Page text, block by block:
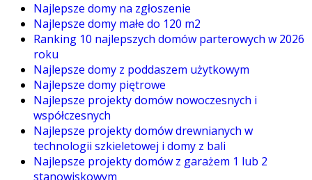
Najlepsze domy na zgłoszenie
Najlepsze domy małe do 120 m2
Ranking 10 najlepszych domów parterowych w 2026
roku
Najlepsze domy z poddaszem użytkowym
Najlepsze domy piętrowe
Najlepsze projekty domów nowoczesnych i
współczesnych
Najlepsze projekty domów drewnianych w
technologii szkieletowej i domy z bali
Najlepsze projekty domów z garażem 1 lub 2
stanowiskowym